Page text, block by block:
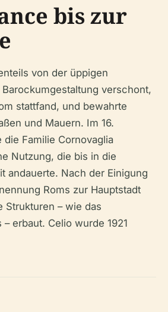
bis zur
von der üppigen
verschont,
stattfand, und bewahrte
und Mauern. Im 16.
Familie Cornovaglia
Nutzung, die bis in die
andauerte. Nach der Einigung
Roms zur Hauptstadt
Strukturen – wie das
erbaut. Celio wurde 1921